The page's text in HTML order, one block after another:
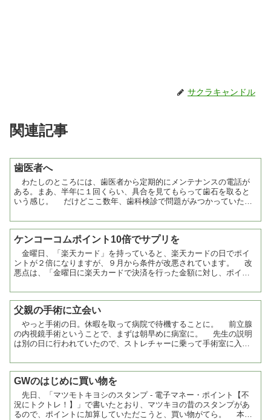
サクラキャンドル
関連記事
歯医者へ
わたしのところには、歯医者から定期的にメンテナンスの電話が
ある。まあ、半年に１回くらい、具合を見てもらって歯石を取ると
いう感じ。 だけどここ数年、歯科検診で問題がみつかっていたの
ケンコーコムポイント10倍でサプリを
金曜日、「楽天カード」を持っていると、楽天カードの日でポイ
ントが２倍になりますが、９月から条件が改悪されています。 改
悪点は、「金曜日に楽天カードで決済を行った金額に対し、ポイン
父親の手術に立会い
やっと手術の日。休暇を取って病院で待機することに。 前立腺
の内視鏡手術ということで、まずは朝早めに病室に。 先生の説明
は別の日に行われていたので、ストレチャーに乗って手術室に入る
GWのはじめに買い物を
先日、「マツモトキヨシのスタンプ - 電子マネー・ポイント【不
況にトクトレ！】」で書いたとおり、マツキヨの昔のスタンプがあ
るので、ポイントに加算していただこうと、買い物がてら。 本日